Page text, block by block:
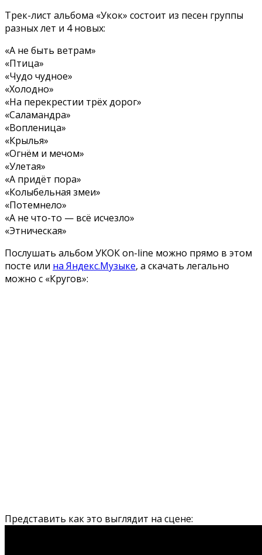
Трек-лист альбома «Укок» состоит из песен группы
разных лет и 4 новых:
«А не быть ветрам»
«Птица»
«Чудо чудное»
«Холодно»
«На перекрестии трёх дорог»
«Саламандра»
«Вопленица»
«Крылья»
«Огнём и мечом»
«Улетая»
«А придёт пора»
«Колыбельная змеи»
«Потемнело»
«А не что-то — всё исчезло»
«Этническая»
Послушать альбом УКОК on-line можно прямо в этом
посте или на Яндекс.Музыке, а скачать легально
можно с «Кругов»:
Представить как это выглядит на сцене: